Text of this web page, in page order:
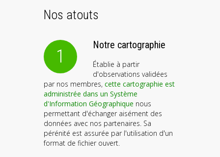
Nos atouts
1
Notre cartographie
Établie à partir
d'observations validées
par nos membres, cette cartographie est
administrée dans un Système
d'Information Géographique nous
permettant d'échanger aisément des
données avec nos partenaires. Sa
pérénité est assurée par l'utilisation d'un
format de fichier ouvert.